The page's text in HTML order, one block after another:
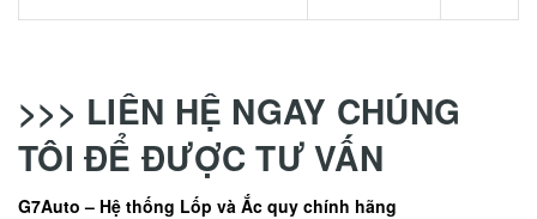
>>> LIÊN HỆ NGAY CHÚNG
TÔI ĐỂ ĐƯỢC TƯ VẤN
G7Auto – Hệ thống Lốp và Ắc quy chính hãng